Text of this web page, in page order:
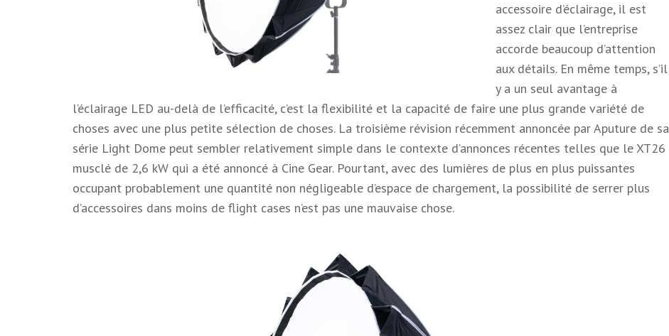
accessoire d’éclairage, il est
assez clair que l’entreprise
accorde beaucoup d’attention
aux détails. En même temps, s’il
y a un seul avantage à
l’éclairage LED au-delà de l’efficacité, c’est la flexibilité et la capacité de faire une plus grande variété de
choses avec une plus petite sélection de choses. La troisième révision récemment annoncée par Aputure de sa
série Light Dome peut sembler relativement simple dans le contexte d’annonces récentes telles que le XT26
musclé de 2,6 kW qui a été annoncé à Cine Gear. Pourtant, avec des lumières de plus en plus puissantes
occupant probablement une quantité non négligeable d’espace de chargement, la possibilité de serrer plus
d’accessoires dans moins de flight cases n’est pas une mauvaise chose.